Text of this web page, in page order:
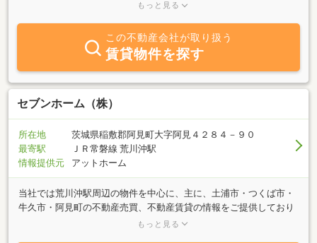
す。メールでのお問合せにも対応しておりますので、まずはお気軽
もっと見る
この不動産会社が取り扱う
賃貸物件を探す
セブンホーム（株）
所在地
茨城県稲敷郡阿見町大字阿見４２８４－９０
最寄駅
ＪＲ常磐線 荒川沖駅
情報提供元
アットホーム
当社では荒川沖駅周辺の物件を中心に、主に、土浦市・つくば市・
牛久市・阿見町の不動産売買、不動産賃貸の情報をご提供しており
ます。少人数ですが、迅速・丁寧な対応をモットーにお客様の住ま
もっと見る